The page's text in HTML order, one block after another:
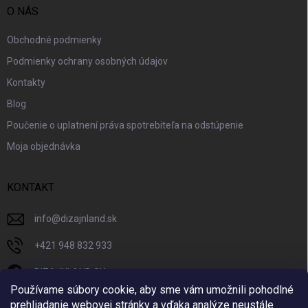
Používame súbory cookie, aby sme vám umožnili pohodlné
prehliadanie webovej stránky a vďaka analýze neustále
O NÁS
Obchodné podmienky
Podmienky ochrany osobných údajov
Kontakty
Blog
Poučenie o uplatnení práva spotrebiteľa na odstúpenie
Moja objednávka
KONTAKT
info@dizajnland.sk
+421 948 832 933
DIZAJNLAND SK
dizajnland.sk/